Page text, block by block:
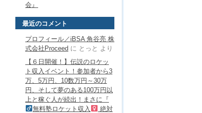
会』
最近のコメント
プロフィール／iBSA 角谷亮 株
式会社Proceed に とっと より
【６日開催！】伝説のロケッ
ト収入イベント！参加者から3
万、5万円、10数万円～30万
円、そして夢のある100万円以
上と稼ぐ人が続出！まさに『
無料塾ロケット収入
絶対